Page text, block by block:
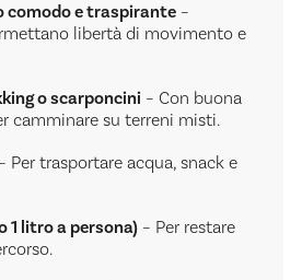
comodo e traspirante–
libertà di movimento e
o scarponcini– Con buona
camminare su terreni misti.
Per trasportare acqua, snack e
1 litro a persona)– Per restare